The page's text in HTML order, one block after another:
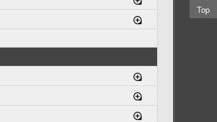
Top